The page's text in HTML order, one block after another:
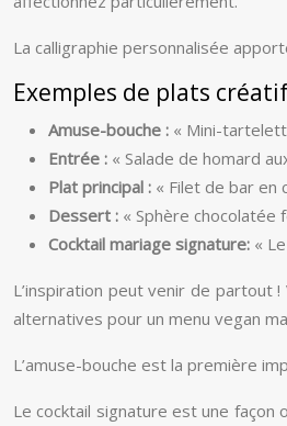
La calligraphie personnalisée
Exemples de plats
Amuse-bouche : « Mini-
Entrée : « Salade de homard
Plat principal : « Filet de bar en
Dessert : « Sphère chocolatée
Cocktail mariage signature: «
L’inspiration peut venir de partout
alternatives pour un menu vegan
L’amuse-bouche est la première
Le cocktail signature est une façon